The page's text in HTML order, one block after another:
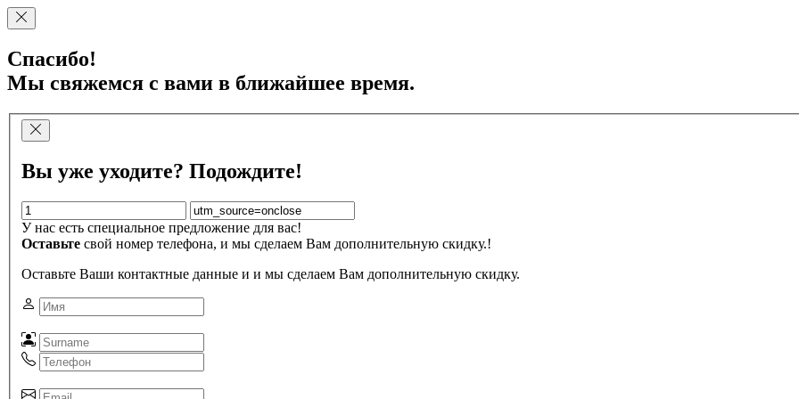
Спасибо!
Мы свяжемся с вами в ближайшее время.
Вы уже уходите? Подождите!
У нас есть специальное предложение для вас!
Оставьте свой номер телефона, и мы сделаем Вам дополнительную скидку.!
Оставьте Ваши контактные данные и и мы сделаем Вам дополнительную скидку.